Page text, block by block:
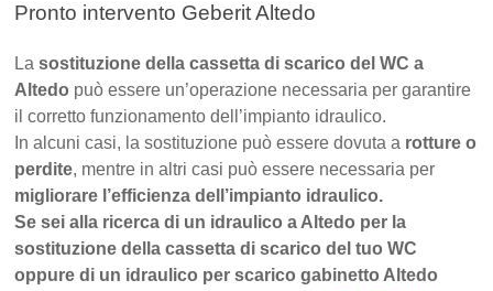
Pronto intervento Geberit Altedo
Lasostituzione della cassetta di scarico del WC a
Altedo può essere un’operazione necessaria per garantire
il corretto funzionamento dell’impianto idraulico.
In alcuni casi, la sostituzione può essere dovuta a rotture o
perdite, mentre in altri casi può essere necessaria per
migliorare l’efficienza dell’impianto idraulico.
Se sei alla ricerca di un idraulico a Altedo per la
sostituzione della cassetta di scarico del tuo WC
oppure di un idraulico per scarico gabinetto Altedo